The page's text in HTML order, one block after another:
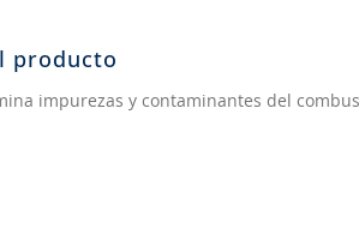
producto
impurezas y contaminantes del